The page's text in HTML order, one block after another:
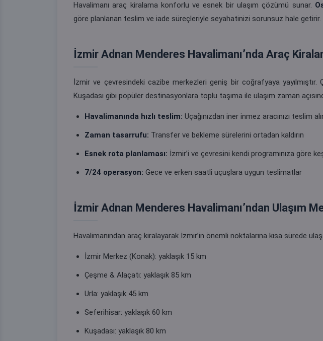
Havalimanı araç kiralama konforlu ve esnek bir ulaşım çözümü sunar.
göre planlanan teslim ve iade süreçleriyle seyahatinizi sorunsuz hale getirir.
İzmir Adnan Menderes Havalimanı’nda Araç
İzmir ve çevresindeki cazibe merkezleri geniş bir coğrafyaya yayılmıştır.
Kuşadası gibi popüler destinasyonlara toplu taşıma ile ulaşım zaman
Havalimanında hızlı teslim: Uçağınızdan iner inmez aracınızı teslim
Zaman tasarrufu: Transfer ve bekleme sürelerini ortadan kaldırın
Esnek rota planlaması: İzmir’i ve çevresini kendi programınıza göre
7/24 operasyon: Gece ve erken saatli uçuşlara uygun teslimatlar
İzmir Adnan Menderes Havalimanı’ndan Ulaşım
Havalimanından araç kiralayarak İzmir’in önemli noktalarına kısa sürede
İzmir Merkez (Konak): yaklaşık 15 km
Çeşme & Alaçatı: yaklaşık 85 km
Urla: yaklaşık 45 km
Seferihisar: yaklaşık 60 km
Kuşadası: yaklaşık 80 km